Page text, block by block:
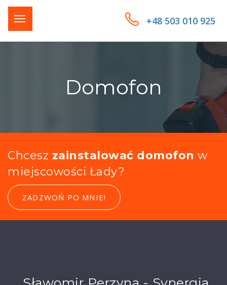
+48 503 010 925
Domofon
Chcesz zainstalować domofon w
miejscowości Łady?
ZADZWOŃ PO MNIE!